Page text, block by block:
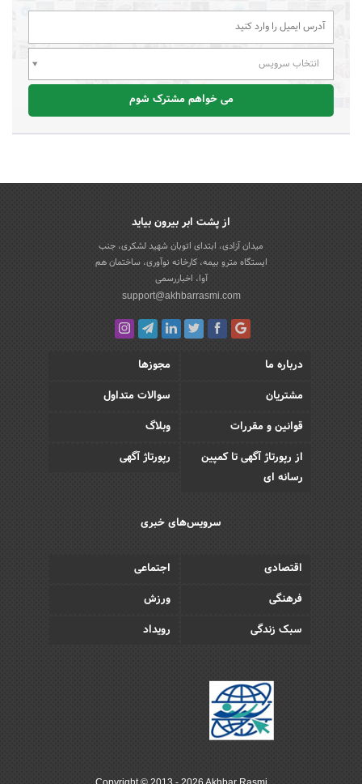
انتخاب سرویس
می خواهم مشترک شوم
از پشت ابر بیرون بیاید
میدان آزادی، ابتدای اتوبان شهید لشکری، جنب
ایستگاه مترو بیمه، کارخانه نوآوری، ساختمان هم
آوا، اخباررسمی
support@akhbarrasmi.com
درباره ما
مجوزها
مشتریان
سوالات متداول
قوانین و مقررات
وبلاگ
از رپورتاژ آگهی تا کمپین
رسانه ای
رپورتاژ آگهی
سرویس‌های خبری
اقتصادی
اجتماعی
فرهنگی
ورزش
سبک زندگی
رویداد